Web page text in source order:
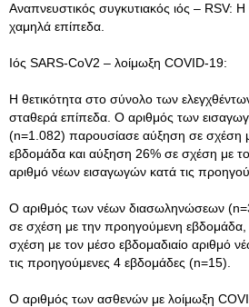
Αναπνευστικός συγκυτιακός ιός – RSV: Η
χαμηλά επίπεδα.
Ιός SARS-CoV2 – λοίμωξη COVID-19:
Η θετικότητα στο σύνολο των
σταθερά επίπεδα. Ο αριθμός των
(n=1.082) παρουσίασε αύξηση σε σχέση
εβδομάδα και αύξηση 26% σε σχέση με
αριθμό νέων εισαγωγών κατά τις
Ο αριθμός των νέων διασωληνώσεων
σε σχέση με την προηγούμενη
σχέση με τον μέσο εβδομαδιαίο αριθμό
τις προηγούμενες 4 εβδομάδες (n=15).
Ο αριθμός των ασθενών με λοίμωξη